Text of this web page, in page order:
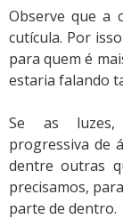
Observe que a
cutícula. Por
para quem é
estaria falando
Se as luzes,
progressiva de
dentre outras
precisamos,
parte de dentro.